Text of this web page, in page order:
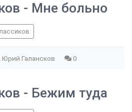
- Мне больно
Юрий Галансков 0
- Бежим туда